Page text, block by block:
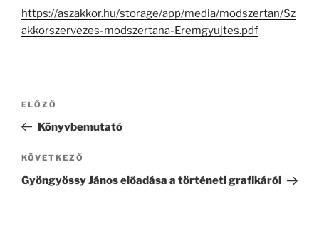
https://aszakkor.hu/storage/app/media/modszertan/Sz
akkorszervezes-modszertana-Eremgyujtes.pdf
Bejegyzés
Korábbi
bejegyzés
ELŐZŐ
Könyvbemutató
Következő
bejegyzés
KÖVETKEZŐ
Gyöngyössy János előadása a történeti grafikáról